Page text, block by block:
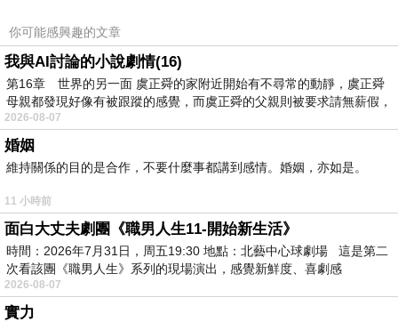
但這裡是地獄，
需要諮詢的對象是──鬼！
本書特色
★有煩惱的不只是人類，地獄也需要心理諮商！
★療癒系毒舌派三瀨川先生，開始接受地獄居民的諮
詢。
★書中介紹各種地獄學問！
你可能感興趣的文章
我與AI討論的小說劇情(16)
第16章 世界的另一面 虞正舜的家附近開始有不尋常的動靜，虞正舜
母親都發現好像有被跟蹤的感覺，而虞正舜的父親則被要求請無薪假，
2026-08-07
婚姻
維持關係的目的是合作，不要什麼事都講到感情。婚姻，亦如是。
11 小時前
面白大丈夫劇團《職男人生11-開始新生活》
時間：2026年7月31日，周五19:30 地點：北藝中心球劇場 這是第二
次看該團《職男人生》系列的現場演出，感覺新鮮度、喜劇感
2026-08-07
實力